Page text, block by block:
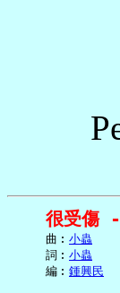
很受傷
     曲︰
小蟲
     詞︰
小蟲
     編︰
鍾興民